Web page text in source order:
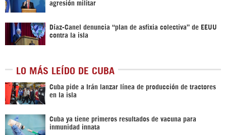
agresión militar
Díaz-Canel denuncia “plan de asfixia colectiva” de EEUU
contra la isla
LO MÁS LEÍDO DE CUBA
Cuba pide a Irán lanzar línea de producción de tractores
en la isla
Cuba ya tiene primeros resultados de vacuna para
inmunidad innata